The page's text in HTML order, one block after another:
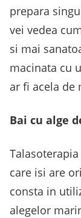
prepara
vei vedea
si mai
macinata cu
ar fi acela de
Bai cu alge
care isi are
consta in
alegelor